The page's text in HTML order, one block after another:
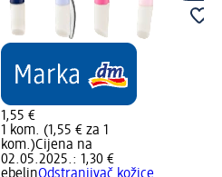
1,55 €
1 kom. (1,55 € za 1
kom.)Cijena na
02.05.2025.: 1,30 €